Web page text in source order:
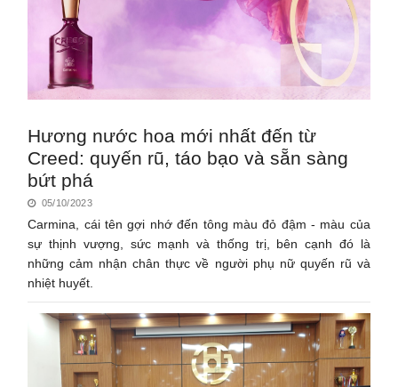
Hương nước hoa mới nhất đến từ
Creed: quyến rũ, táo bạo và sẵn sàng
bứt phá
05/10/2023
Carmina, cái tên gợi nhớ đến tông màu đỏ đậm - màu của
sự thịnh vượng, sức mạnh và thống trị, bên cạnh đó là
những cảm nhận chân thực về người phụ nữ quyến rũ và
nhiệt huyết.